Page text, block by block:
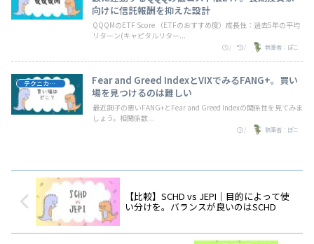
向けに信託報酬を抑えた設計
QQQMのETF Score （ETFのおすすめ度）成長性：過去5年の平均
リターン(キャピタルリター...
/ / 執筆者：ぽこ
テクニカル分析・予測
Fear and Greed IndexとVIXでみるFANG+。買い
場を見つけるのは難しい
最近調子の悪いFANG+とFear and Greed Indexの関係性を見てみま
しょう。相関係数...
/ 執筆者：ぽこ
【比較】SCHD vs JEPI｜目的によって使
い分けを。バランスが良いのはSCHD